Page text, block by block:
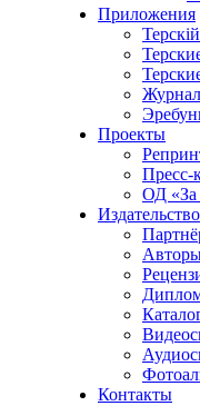
Приложения
Проекты
Пресс-
ОД «За
Издательство
Контакты